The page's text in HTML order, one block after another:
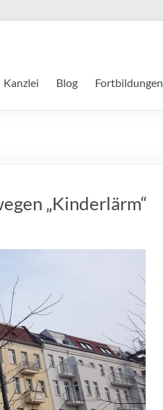
Kanzlei Blog Fortbildungen
„Kinderlärm“